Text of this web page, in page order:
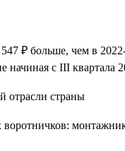
₽ больше, чем в
начиная с III квартала